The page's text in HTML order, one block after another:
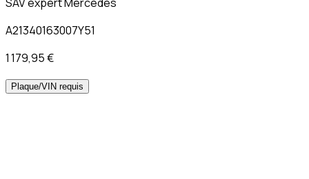
A21340163007Y51
1 179,95 €
Plaque/VIN requis